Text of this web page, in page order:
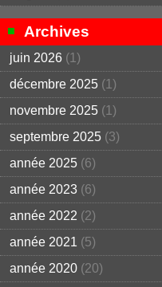
Archives
juin 2026 (1)
décembre 2025 (1)
novembre 2025 (1)
septembre 2025 (3)
année 2025 (6)
année 2023 (6)
année 2022 (2)
année 2021 (5)
année 2020 (20)